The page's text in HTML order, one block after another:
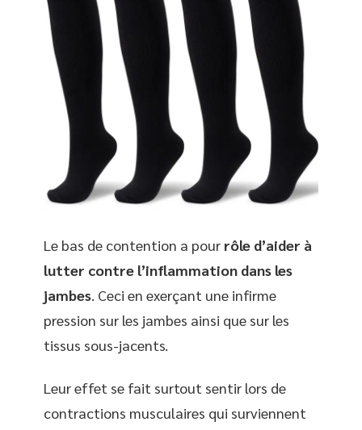
Le bas de contention a pour rôle d’aider à
lutter contre l’inflammation dans les
jambes . Ceci en exerçant une infirme
pression sur les jambes ainsi que sur les
tissus sous-jacents.
Leur effet se fait surtout sentir lors de
contractions musculaires qui surviennent